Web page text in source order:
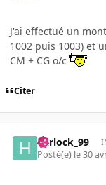
J'ai effectué un
1002 puis 1003) et
CM + CG o/c
Citer
harlock_99
Posté(e) le 30